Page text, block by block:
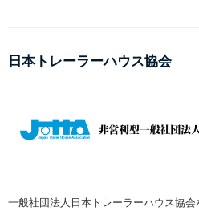
日本トレーラーハウス協会
一般社団法人日本トレーラーハウス協